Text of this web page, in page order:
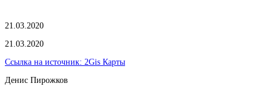
21.03.2020
21.03.2020
Ссылка на источник: 2Gis Карты
​Денис Пирожков